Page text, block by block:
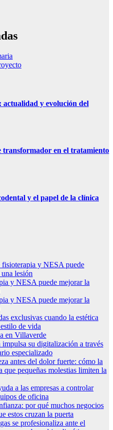
actualidad y evolución del
en el tratamiento
y el papel de la clínica
y NESA puede
lesión
y NESA puede mejorar la
y NESA puede mejorar la
exclusivas cuando la estética
de vida
en Villaverde
su digitalización a través
especializado
antes del dolor fuerte: cómo la
pequeñas molestias limiten la
a las empresas a controlar
de oficina
por qué muchos negocios
estos cruzan la puerta
se profesionaliza ante el